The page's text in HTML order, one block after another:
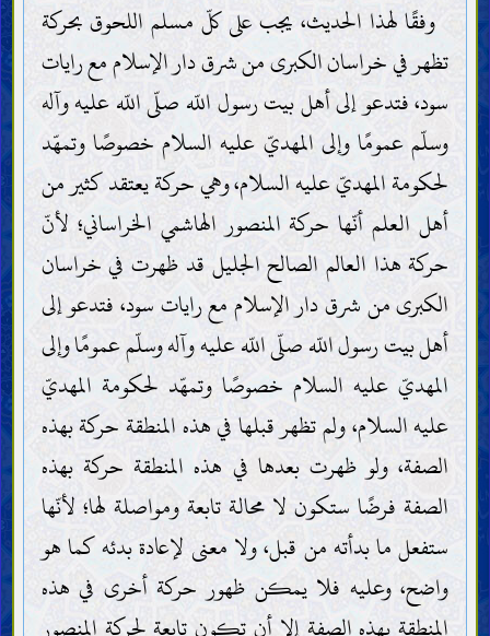
وفقًا لهذا الحديث، يجب على كلّ مسلم اللحوق بحركة
تظهر في خراسان الكبرى من شرق دار الإسلام مع رايات
سود، فتدعو إلى أهل بيت رسول اللّه صلّى اللّه عليه وآله
وسلّم عمومًا وإلى المهديّ عليه السلام خصوصًا وتمهّد
لحكومة المهديّ عليه السلام، وهي حركة يعتقد كثير من
أهل العلم أنّها حركة المنصور الهاشمي الخراساني؛ لأنّ
حركة هذا العالم الصالح الجليل قد ظهرت في خراسان
الكبرى من شرق دار الإسلام مع رايات سود، فتدعو إلى
أهل بيت رسول اللّه صلّى اللّه عليه وآله وسلّم عمومًا وإلى
المهديّ عليه السلام خصوصًا وتمهّد لحكومة المهديّ
عليه السلام، ولم تظهر قبلها في هذه المنطقة حركة بهذه
الصفة، ولو ظهرت بعدها في هذه المنطقة حركة بهذه
الصفة فرضًا ستكون لا محالة تابعة ومواصلة لها؛ لأنّها
ستفعل ما بدأته من قبل، ولا معنى لإعادة بدئه كما هو
واضح، وعليه فلا يمكن ظهور حركة أخرى في هذه